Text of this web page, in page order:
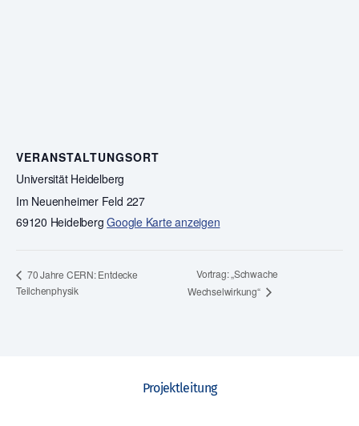
VERANSTALTUNGSORT
Universität Heidelberg
Im Neuenheimer Feld 227
69120 HeidelbergGoogle Karte anzeigen
70 Jahre CERN: Entdecke
Teilchenphysik
Vortrag: „Schwache
Wechselwirkung“
Projektleitung